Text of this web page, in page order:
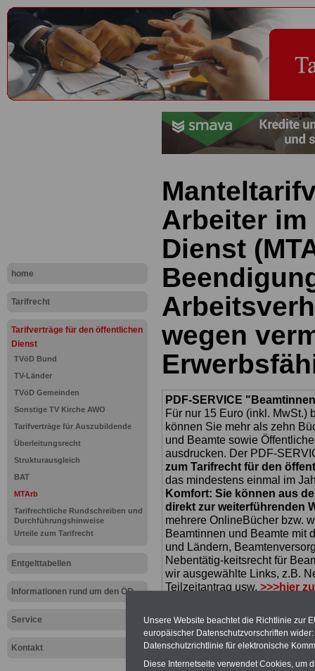
home
Tarifrecht
Tarifverträge für den öffentlichen
Dienst
TVöD Bund
TV-Länder
TVöD Gemeinden
Sonstige TV Kirche AWO
Tarifverträge für Auszubildende
Überleitungsrecht
Strukturausgleich
BAT
MTArb
Tarifrechtliche Rundschreiben und
Durchführungshinweise
Urteile zum Tarifrecht
Entgelttabellen
Informationen rund um den ÖD
Service
Kontakt
Arbeiter
Dienst
wegen
PDF-SERVICE
Für nur 15 Euro (inkl. MwSt.)
können Sie mehr als zehn
und Beamte sowie
ausdrucken. Der PDF-
zum Tarifrecht für den
das mindestens einmal im
Komfort: Sie können aus
direkt zur weiterführenden
mehrere OnlineBücher bzw.
Beamtinnen und Beamte mit
und Ländern,
Nebentätig-keitsrecht für
wir ausgewählte Links, z.B.
Teilzeitantrag usw. >>>hier
Hier den
Sigma
Unsere Website beachtet die Richtlinie zur
europäischer Datenschutzvorschriften
Datenschutzrichtlinie für elektronische
Diese Internetseite verwendet Cookies, um